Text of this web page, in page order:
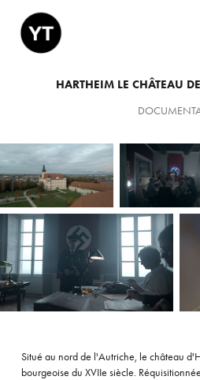
HARTHEIM LE CHÂTEAU
Situé au nord de l'Autriche, le château
bourgeoise du XVIIe siècle.